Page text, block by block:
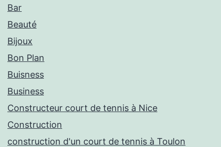
Bar
Beauté
Bijoux
Bon Plan
Buisness
Business
Constructeur court de tennis à Nice
Construction
construction d'un court de tennis à Toulon